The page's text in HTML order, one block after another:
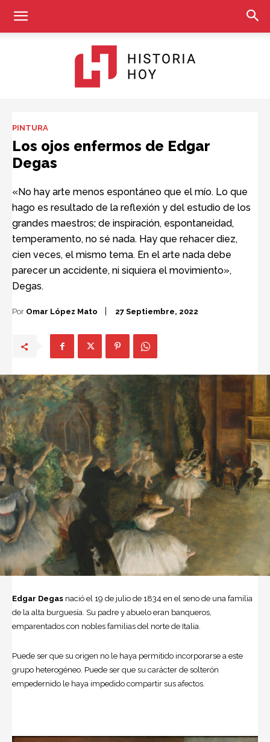
PINTURA
Los ojos enfermos de Edgar
Degas
«No hay arte menos espontáneo que el mío. Lo que
hago es resultado de la reflexión y del estudio de los
grandes maestros; de inspiración, espontaneidad,
temperamento, no sé nada. Hay que rehacer diez,
cien veces, el mismo tema. En el arte nada debe
parecer un accidente, ni siquiera el movimiento»,
Degas.
Por Omar López Mato 27 Septiembre, 2022
Edgar Degas nació el 19 de julio de 1834 en el seno de una familia
de la alta burguesía. Su padre y abuelo eran banqueros,
emparentados con nobles familias del norte de Italia.
Puede ser que su origen no le haya permitido incorporarse a este
grupo heterogéneo. Puede ser que su carácter de solterón
empedernido le haya impedido compartir sus afectos.